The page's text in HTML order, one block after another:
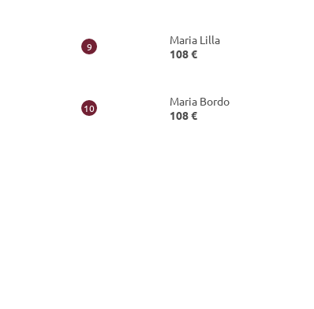
Maria Lilla
108 €
Maria Bordo
108 €